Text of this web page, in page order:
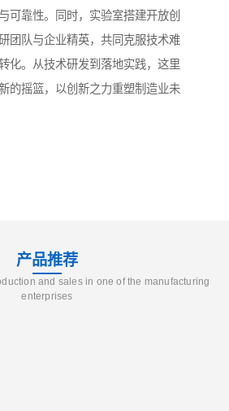
可靠性。同时，实验室搭建开放创
团队与企业精英，共同克服技术难
化。从技术研发到落地实践，这里
的摇篮，以创新之力重塑制造业未
产品推荐
and sales in one of the manufacturing
enterprises